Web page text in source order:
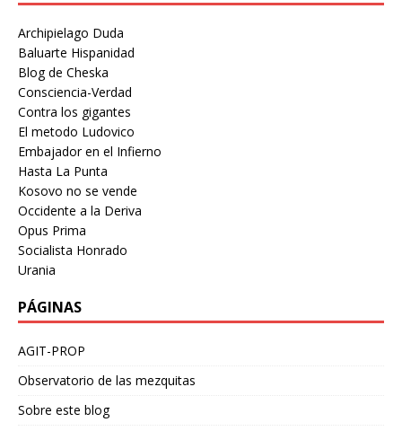
Archipielago Duda
Baluarte Hispanidad
Blog de Cheska
Consciencia-Verdad
Contra los gigantes
El metodo Ludovico
Embajador en el Infierno
Hasta La Punta
Kosovo no se vende
Occidente a la Deriva
Opus Prima
Socialista Honrado
Urania
PÁGINAS
AGIT-PROP
Observatorio de las mezquitas
Sobre este blog